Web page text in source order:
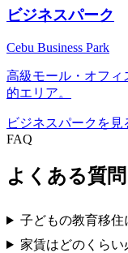
ビジネスパーク
Cebu Business Park
高級モール・オフィ
的エリア。
ビジネスパーク を
FAQ
よくある質問
子どもの教育移住
家賃はどのくらい